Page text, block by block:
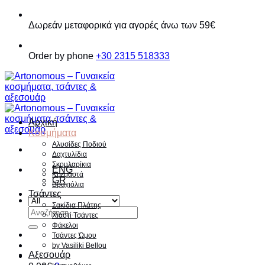
Παράβλεψη
Δωρεάν μεταφορικά για αγορές άνω των 59€
Order by phone +30 2315 518333
ENG
GR
Αναζήτηση
για:
Αρχική
Κοσμήματα
Αλυσίδες Ποδιού
Δαχτυλίδια
Σκουλαρίκια
Κρεμαστά
Βραχιόλια
Τσάντες
Σακίδια Πλάτης
Χιαστί Τσάντες
Φάκελοι
Τσάντες Ώμου
by Vasiliki Bellou
Αξεσουάρ